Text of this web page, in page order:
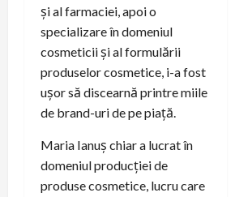
și al farmaciei, apoi o
specializare în domeniul
cosmeticii și al formulării
produselor cosmetice, i-a fost
ușor să discearnă printre miile
de brand-uri de pe piață.
Maria Ianuș chiar a lucrat în
domeniul producției de
produse cosmetice, lucru care